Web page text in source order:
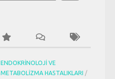
ENDOKRINOLOJI VE
METABOLIZMA HASTALIKLARI /